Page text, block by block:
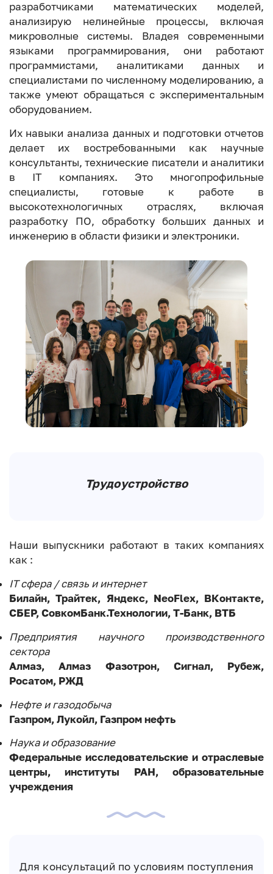
разработчиками математических моделей,
анализирую нелинейные процессы, включая
микроволные системы. Владея современными
языками программирования, они работают
программистами, аналитиками данных и
специалистами по численному моделированию, а
также умеют обращаться с экспериментальным
оборудованием.
Их навыки анализа данных и подготовки отчетов
делает их востребованными как научные
консультанты, технические писатели и аналитики
в IT компаниях. Это многопрофильные
специалисты, готовые к работе в
высокотехнологичных отраслях, включая
разработку ПО, обработку больших данных и
инженерию в области физики и электроники.
Трудоустройство
Наши выпускники работают в таких компаниях
как :
IT сфера / связь и интернет
Билайн, Трайтек, Яндекс, NeoFlex, ВКонтакте,
СБЕР, СовкомБанк.Технологии, Т-Банк, ВТБ
Предприятия научного производственного
сектора
Алмаз, Алмаз Фазотрон, Сигнал, Рубеж,
Росатом, РЖД
Нефте и газодобыча
Газпром, Лукойл, Газпром нефть
Наука и образование
Федеральные исследовательские и отраслевые
центры, институты РАН, образовательные
учреждения
Для консультаций по условиям поступления